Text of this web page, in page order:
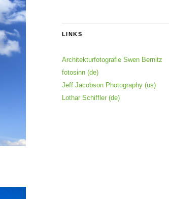
LINKS
Architekturfotografie Swen Bernitz
fotosinn (de)
Jeff Jacobson Photography (us)
Lothar Schiffler (de)